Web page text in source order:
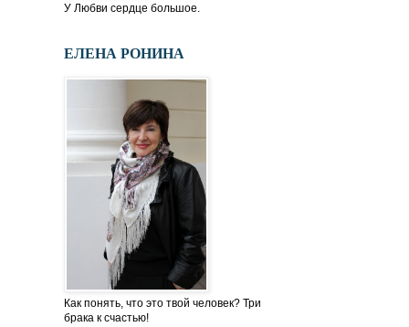
У Любви сердце большое.
ЕЛЕНА РОНИНА
Как понять, что это твой человек? Три
брака к счастью!